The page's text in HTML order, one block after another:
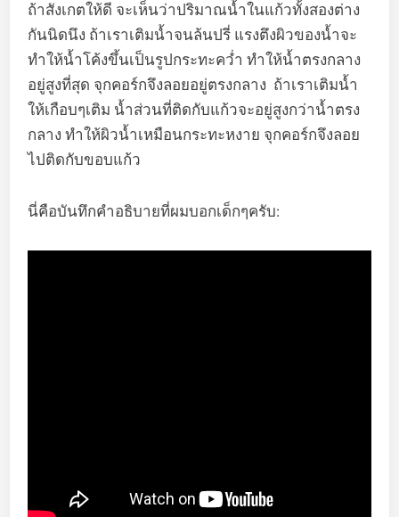
ถ้าสังเกตให้ดี จะเห็นว่าปริมาณน้ำในแก้วทั้งสองต่าง
กันนิดนึง ถ้าเราเติมน้ำจนล้นปรี่ แรงตึงผิวของน้ำจะ
ทำให้น้ำโค้งขึ้นเป็นรูปกระทะคว่ำ ทำให้น้ำตรงกลาง
อยู่สูงที่สุด จุกคอร์กจึงลอยอยู่ตรงกลาง ถ้าเราเติมน้ำ
ให้เกือบๆเติม น้ำส่วนที่ติดกับแก้วจะอยู่สูงกว่าน้ำตรง
กลาง ทำให้ผิวน้ำเหมือนกระทะหงาย จุกคอร์กจึงลอย
ไปติดกับขอบแก้ว
นี่คือบันทึกคำอธิบายที่ผมบอกเด็กๆครับ: